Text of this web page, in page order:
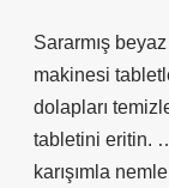
Sararmış
makinesi
dolapları
tabletini eritin. …
karışımla